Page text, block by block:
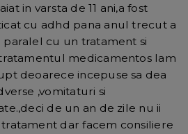
in varsta de 11 ani,a fost
cu adhd pana anul trecut a
paralel cu un tratament si
medicamentos lam
deoarece incepuse sa dea
,vomitaturi si
de un an de zile nu ii
dar facem consiliere